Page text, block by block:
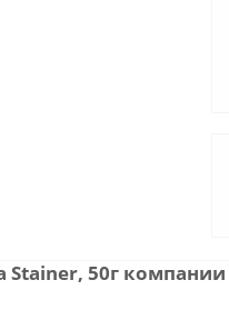
Stainer, 50г компании